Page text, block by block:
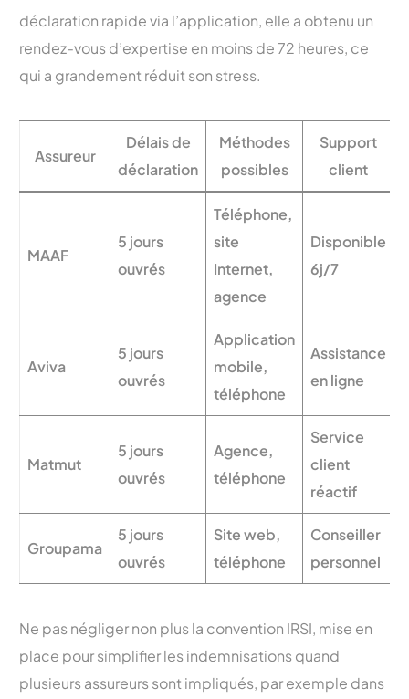
déclaration rapide via l’application, elle a obtenu un
rendez-vous d’expertise en moins de 72 heures, ce
qui a grandement réduit son stress.
Assureur
Délais de
déclaration
Méthodes
possibles
Support
client
MAAF
5 jours
ouvrés
Téléphone,
site
Internet,
agence
Disponible
6j/7
Aviva
5 jours
ouvrés
Application
mobile,
téléphone
Assistance
en ligne
Matmut
5 jours
ouvrés
Agence,
téléphone
Service
client
réactif
Groupama
5 jours
ouvrés
Site web,
téléphone
Conseiller
personnel
Ne pas négliger non plus la convention IRSI, mise en
place pour simplifier les indemnisations quand
plusieurs assureurs sont impliqués, par exemple dans